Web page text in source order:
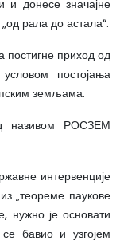
и донесе значајне
рала до астала“.
постигне приход од
постојања
земљама.
називом РОСЗЕМ
интервенције
„теореме паукове
нужно је основати
бавио и узгојем